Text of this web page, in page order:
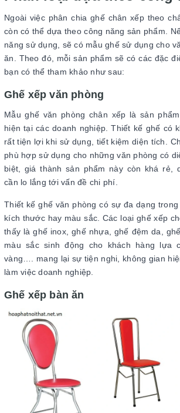
Ngoài việc phân chia ghế chân xếp theo
còn có thể dựa theo công năng sản phẩm.
năng sử dụng, sẽ có mẫu ghế sử dụng cho
ăn. Theo đó, mỗi sản phẩm sẽ có các đặc
bạn có thể tham khảo như sau:
Ghế xếp văn phòng
Mẫu ghế văn phòng chân xếp là sản
hiện tại các doanh nghiệp. Thiết kế ghế có
rất tiện lợi khi sử dụng, tiết kiệm diện tích.
phù hợp sử dụng cho những văn phòng có
biệt, giá thành sản phẩm này còn khá rẻ,
cần lo lắng tới vấn đề chi phí.
Thiết kế ghế văn phòng có sự đa dạng trong
kích thước hay màu sắc. Các loại ghế xếp
thấy là ghế inox, ghế nhựa, ghế đệm da,
màu sắc sinh động cho khách hàng lựa
vàng…. mang lại sự tiện nghi, không gian
làm việc doanh nghiệp.
Ghế xếp bàn ăn